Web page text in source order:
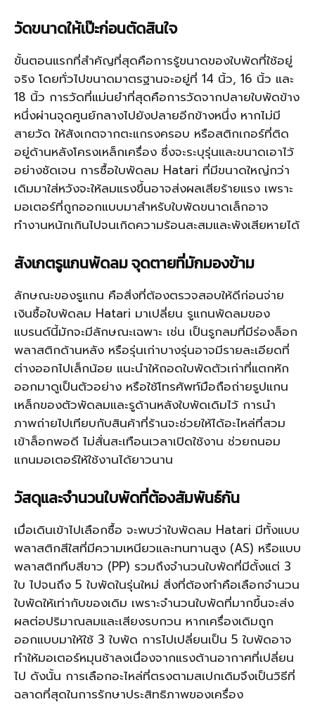
วัดขนาดให้เป๊ะก่อนตัดสินใจ
ขั้นตอนแรกที่สำคัญที่สุดคือการรู้ขนาดของใบพัดที่ใช้อยู่
จริง โดยทั่วไปขนาดมาตรฐานจะอยู่ที่ 14 นิ้ว, 16 นิ้ว และ
18 นิ้ว การวัดที่แม่นยำที่สุดคือการวัดจากปลายใบพัดข้าง
หนึ่งผ่านจุดศูนย์กลางไปยังปลายอีกข้างหนึ่ง หากไม่มี
สายวัด ให้สังเกตจากตะแกรงครอบ หรือสติกเกอร์ที่ติด
อยู่ด้านหลังโครงเหล็กเครื่อง ซึ่งจะระบุรุ่นและขนาดเอาไว้
อย่างชัดเจน การซื้อใบพัดลม Hatari ที่มีขนาดใหญ่กว่า
เดิมมาใส่หวังจะให้ลมแรงขึ้นอาจส่งผลเสียร้ายแรง เพราะ
มอเตอร์ที่ถูกออกแบบมาสำหรับใบพัดขนาดเล็กอาจ
ทำงานหนักเกินไปจนเกิดความร้อนสะสมและพังเสียหายได้
สังเกตรูแกนพัดลม จุดตายที่มักมองข้าม
ลักษณะของรูแกน คือสิ่งที่ต้องตรวจสอบให้ดีก่อนจ่าย
เงินซื้อใบพัดลม Hatari มาเปลี่ยน รูแกนพัดลมของ
แบรนด์นี้มักจะมีลักษณะเฉพาะ เช่น เป็นรูกลมที่มีร่องล็อก
พลาสติกด้านหลัง หรือรุ่นเก่าบางรุ่นอาจมีรายละเอียดที่
ต่างออกไปเล็กน้อย แนะนำให้ถอดใบพัดตัวเก่าที่แตกหัก
ออกมาดูเป็นตัวอย่าง หรือใช้โทรศัพท์มือถือถ่ายรูปแกน
เหล็กของตัวพัดลมและรูด้านหลังใบพัดเดิมไว้ การนำ
ภาพถ่ายไปเทียบกับสินค้าที่ร้านจะช่วยให้ได้อะไหล่ที่สวม
เข้าล็อกพอดี ไม่สั่นสะเทือนเวลาเปิดใช้งาน ช่วยถนอม
แกนมอเตอร์ให้ใช้งานได้ยาวนาน
วัสดุและจำนวนใบพัดที่ต้องสัมพันธ์กัน
เมื่อเดินเข้าไปเลือกซื้อ จะพบว่าใบพัดลม Hatari มีทั้งแบบ
พลาสติกสีใสที่มีความเหนียวและทนทานสูง (AS) หรือแบบ
พลาสติกทึบสีขาว (PP) รวมถึงจำนวนใบพัดที่มีตั้งแต่ 3
ใบ ไปจนถึง 5 ใบพัดในรุ่นใหม่ สิ่งที่ต้องทำคือเลือกจำนวน
ใบพัดให้เท่ากับของเดิม เพราะจำนวนใบพัดที่มากขึ้นจะส่ง
ผลต่อปริมาณลมและเสียงรบกวน หากเครื่องเดิมถูก
ออกแบบมาให้ใช้ 3 ใบพัด การไปเปลี่ยนเป็น 5 ใบพัดอาจ
ทำให้มอเตอร์หมุนช้าลงเนื่องจากแรงต้านอากาศที่เปลี่ยน
ไป ดังนั้น การเลือกอะไหล่ที่ตรงตามสเปกเดิมจึงเป็นวิธีที่
ฉลาดที่สุดในการรักษาประสิทธิภาพของเครื่อง